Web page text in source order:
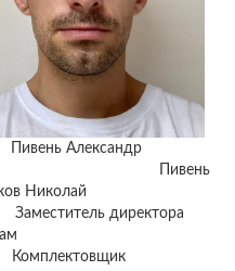
Александр
Пивень
директора